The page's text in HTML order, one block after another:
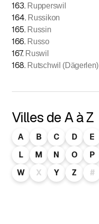
163. Rupperswil
164. Russikon
165. Russin
166. Russo
167. Ruswil
168. Rutschwil (Dägerlen)
Villes de A à Z
A B C D E
L
M N O P
W
X Y Z #